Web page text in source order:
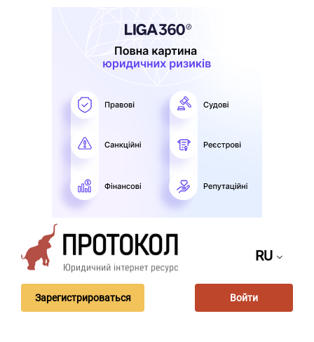
RU
Зарегистрироваться Войти